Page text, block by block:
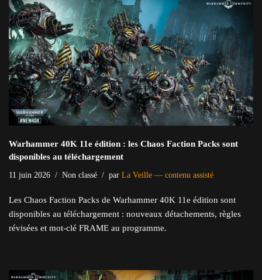
Warhammer 40K 11e édition : les Chaos Faction Packs sont
disponibles au téléchargement
11 juin 2026 Non classé par La Veille — contenu assisté
Les Chaos Faction Packs de Warhammer 40K 11e édition sont
disponibles au téléchargement : nouveaux détachements, règles
révisées et mot-clé FRAME au programme.